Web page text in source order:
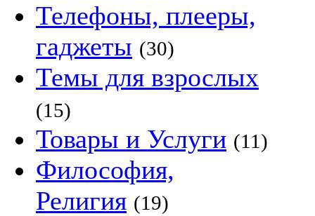
Телефоны, плееры,
гаджеты (30)
Темы для взрослых
(15)
Товары и Услуги (11)
Философия,
Религия (19)